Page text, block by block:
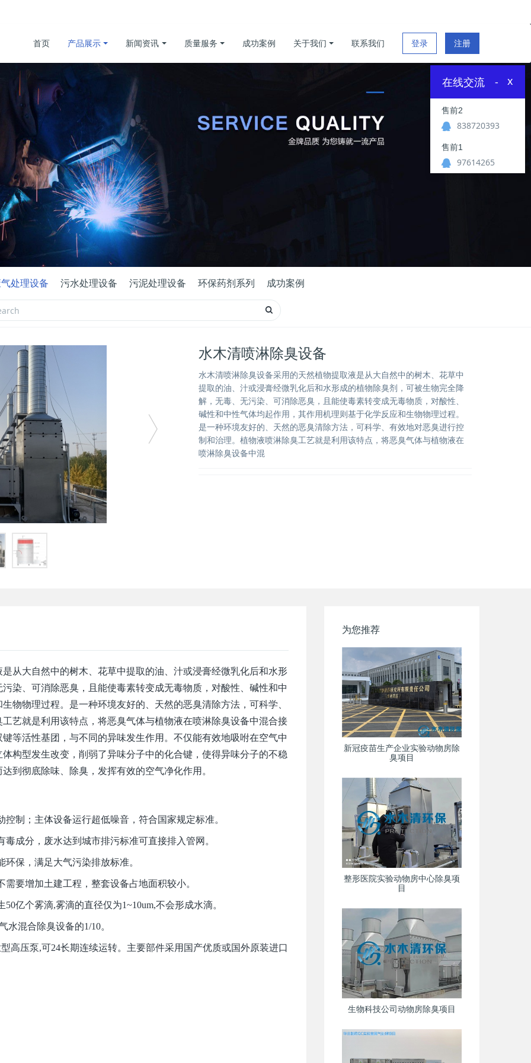
登录 注册
首页 产品展示 新闻资讯 质量服务 成功案例 关于我们 联系我们
处理设备 污水处理设备 污泥处理设备 环保药剂系列 成功案例
水木清喷淋除臭设备
水木清喷淋除臭设备采用的天然植物提取液是从大自然中的树木、花草中
提取的油、汁或浸膏经微乳化后和水形成的植物除臭剂，可被生物完全降
解，无毒、无污染、可消除恶臭，且能使毒素转变成无毒物质，对酸性、
碱性和中性气体均起作用，其作用机理则基于化学反应和生物物理过程。
是一种环境友好的、天然的恶臭清除方法，可科学、有效地对恶臭进行控
制和治理。植物液喷淋除臭工艺就是利用该特点，将恶臭气体与植物液在
喷淋除臭设备中混
从大自然中的树木、花草中提取的油、汁或浸膏经微乳化后和水形
染、可消除恶臭，且能使毒素转变成无毒物质，对酸性、碱性和中
物物理过程。是一种环境友好的、天然的恶臭清除方法，可科学、
艺就是利用该特点，将恶臭气体与植物液在喷淋除臭设备中混合接
等活性基团，与不同的异味发生作用。不仅能有效地吸咐在空气中
构型发生改变，削弱了异味分子中的化合键，使得异味分子的不稳
到彻底除味、除臭，发挥有效的空气净化作用。
制；主体设备运行超低噪音，符合国家规定标准。
成分，废水达到城市排污标准可直接排入管网。
保，满足大气污染排放标准。
要增加土建工程，整套设备占地面积较小。
亿个雾滴,雾滴的直径仅为1~10um,不会形成水滴。
水混合除臭设备的1/10。
高压泵,可24长期连续运转。主要部件采用国产优质或国外原装进口
为您推荐
新冠疫苗生产企业实验动物房除
臭项目
整形医院实验动物房中心除臭项
目
生物科技公司动物房除臭项目
在线交流 x
-
售前2
838720393
售前1
97614265